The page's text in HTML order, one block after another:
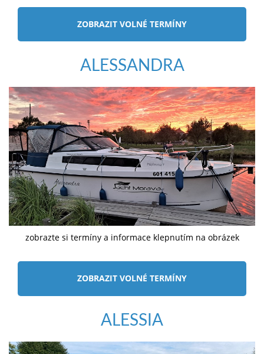
ZOBRAZIT VOLNÉ TERMÍNY
ALESSANDRA
zobrazte si termíny a informace klepnutím na obrázek
ZOBRAZIT VOLNÉ TERMÍNY
ALESSIA